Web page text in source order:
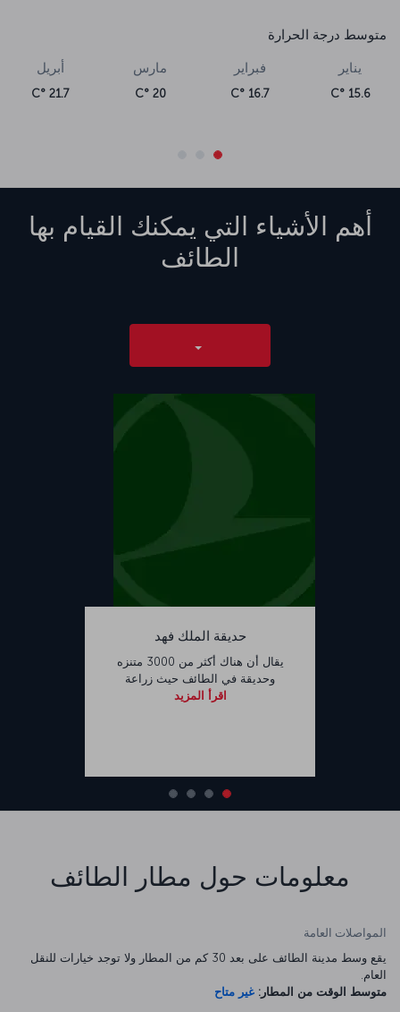
متوسط درجة الحرارة
يناير
15.6 °C
فبراير
16.7 °C
مارس
20 °C
أبريل
21.7 °C
أهم الأشياء التي يمكنك القيام بها
الطائف
حديقة الملك فهد
يقال أن هناك أكثر من 3000 متنزه
وحديقة في الطائف حيث زراعة
اقرأ المزيد
معلومات حول مطار الطائف
المواصلات العامة
يقع وسط مدينة الطائف على بعد 30 كم من المطار ولا توجد خيارات للنقل
العام.
متوسط الوقت من المطار: غير متاح